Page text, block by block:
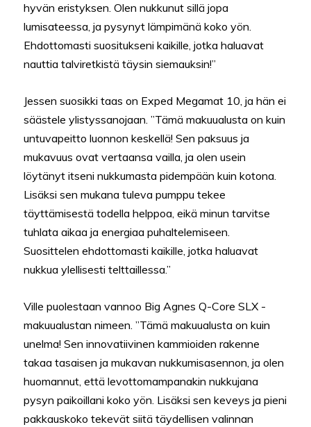
hyvän eristyksen. Olen nukkunut sillä jopa
lumisateessa, ja pysynyt lämpimänä koko yön.
Ehdottomasti suositukseni kaikille, jotka haluavat
nauttia talviretkistä täysin siemauksin!”
Jessen suosikki taas on Exped Megamat 10, ja hän ei
säästele ylistyssanojaan. ”Tämä makuualusta on kuin
untuvapeitto luonnon keskellä! Sen paksuus ja
mukavuus ovat vertaansa vailla, ja olen usein
löytänyt itseni nukkumasta pidempään kuin kotona.
Lisäksi sen mukana tuleva pumppu tekee
täyttämisestä todella helppoa, eikä minun tarvitse
tuhlata aikaa ja energiaa puhaltelemiseen.
Suosittelen ehdottomasti kaikille, jotka haluavat
nukkua ylellisesti telttaillessa.”
Ville puolestaan vannoo Big Agnes Q-Core SLX -
makuualustan nimeen. ”Tämä makuualusta on kuin
unelma! Sen innovatiivinen kammioiden rakenne
takaa tasaisen ja mukavan nukkumisasennon, ja olen
huomannut, että levottomampanakin nukkujana
pysyn paikoillani koko yön. Lisäksi sen keveys ja pieni
pakkauskoko tekevät siitä täydellisen valinnan